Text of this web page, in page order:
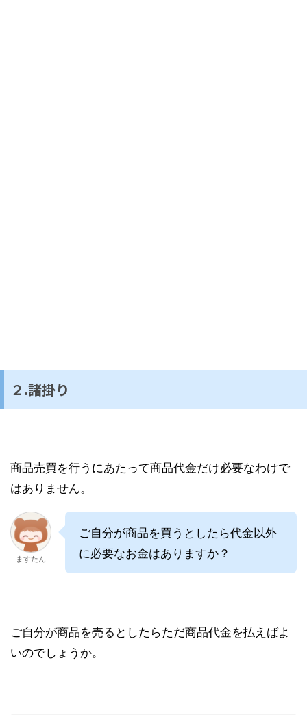
２.諸掛り
商品売買を行うにあたって商品代金だけ必要なわけで
はありません。
ますたん
ご自分が商品を買うとしたら代金以外
に必要なお金はありますか？
ご自分が商品を売るとしたらただ商品代金を払えばよ
いのでしょうか。